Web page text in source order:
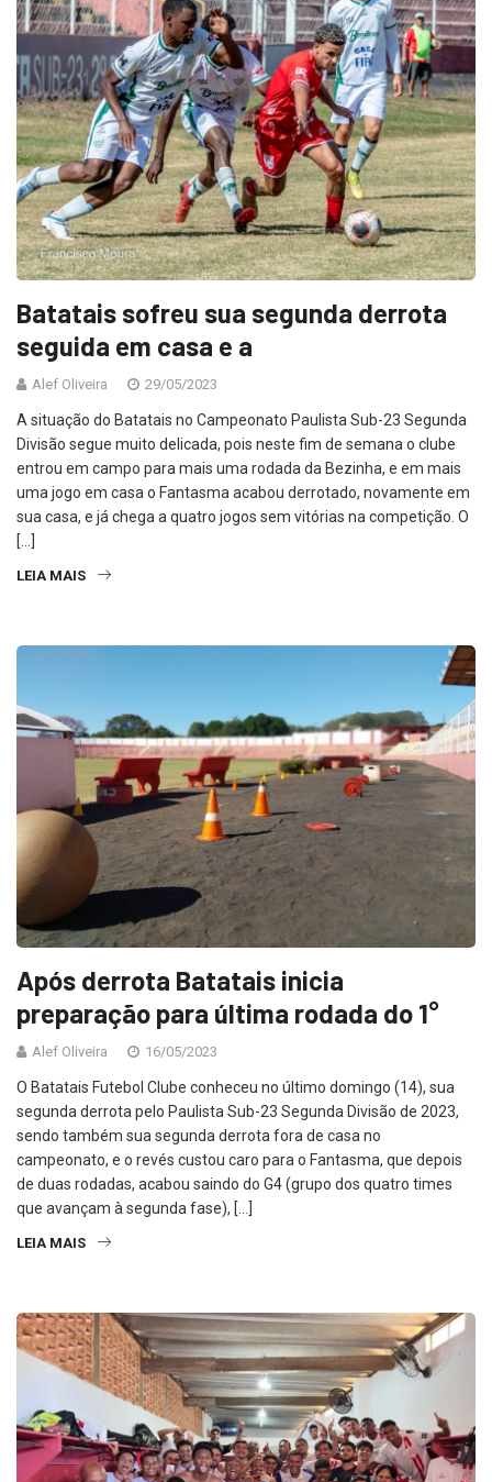
Batatais sofreu sua segunda derrota
seguida em casa e a
Alef Oliveira 29/05/2023
A situação do Batatais no Campeonato Paulista Sub-23 Segunda
Divisão segue muito delicada, pois neste fim de semana o clube
entrou em campo para mais uma rodada da Bezinha, e em mais
uma jogo em casa o Fantasma acabou derrotado, novamente em
sua casa, e já chega a quatro jogos sem vitórias na competição. O
[…]
LEIA MAIS
Após derrota Batatais inicia
preparação para última rodada do 1°
Alef Oliveira 16/05/2023
O Batatais Futebol Clube conheceu no último domingo (14), sua
segunda derrota pelo Paulista Sub-23 Segunda Divisão de 2023,
sendo também sua segunda derrota fora de casa no
campeonato, e o revés custou caro para o Fantasma, que depois
de duas rodadas, acabou saindo do G4 (grupo dos quatro times
que avançam à segunda fase), […]
LEIA MAIS